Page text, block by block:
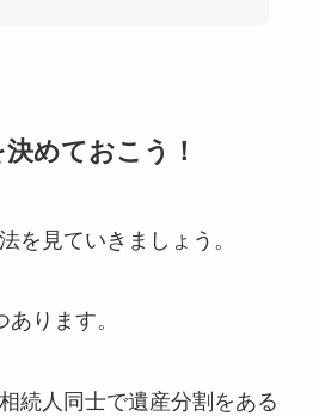
めておこう！
を見ていきましょう。
ります。
続人同士で遺産分割をある